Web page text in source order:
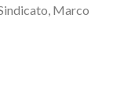
Marco